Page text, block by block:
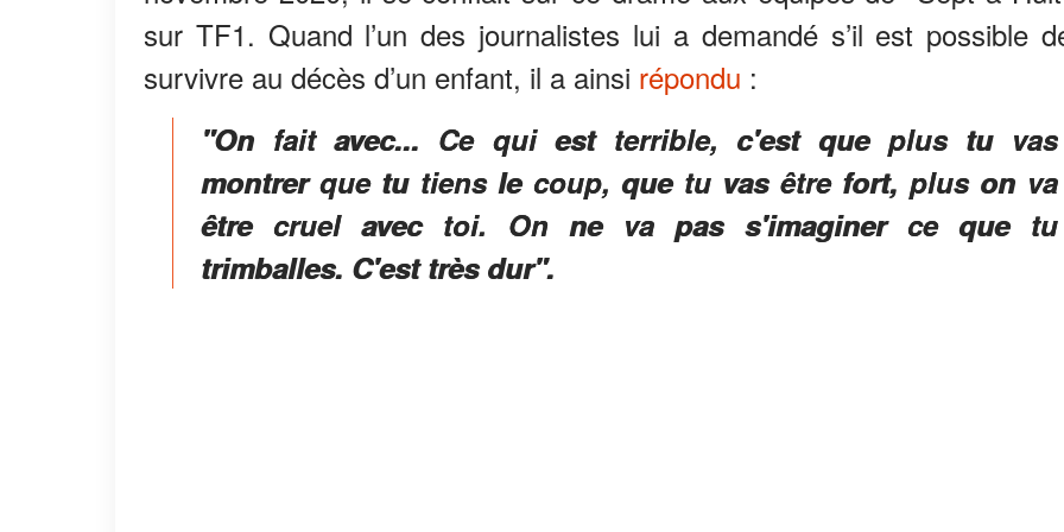
sur TF1. Quand l’un des journalistes lui a demandé s’il est possible
survivre au décès d’un enfant, il a ainsi répondu :
"On fait avec... Ce qui est terrible, c'est que plus tu vas
montrer que tu tiens le coup, que tu vas être fort, plus on va
être cruel avec toi. On ne va pas s'imaginer ce que tu
trimballes. C'est très dur".